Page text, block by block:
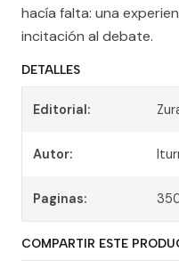
hacía falta: una
incitación al debate.
DETALLES
Editorial:
Autor:
Paginas:
COMPARTIR ESTE